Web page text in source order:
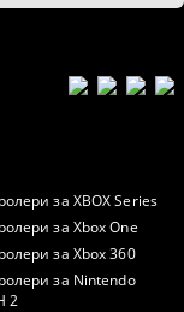
за XBOX Series
за Xbox One
за Xbox 360
за Nintendo
2